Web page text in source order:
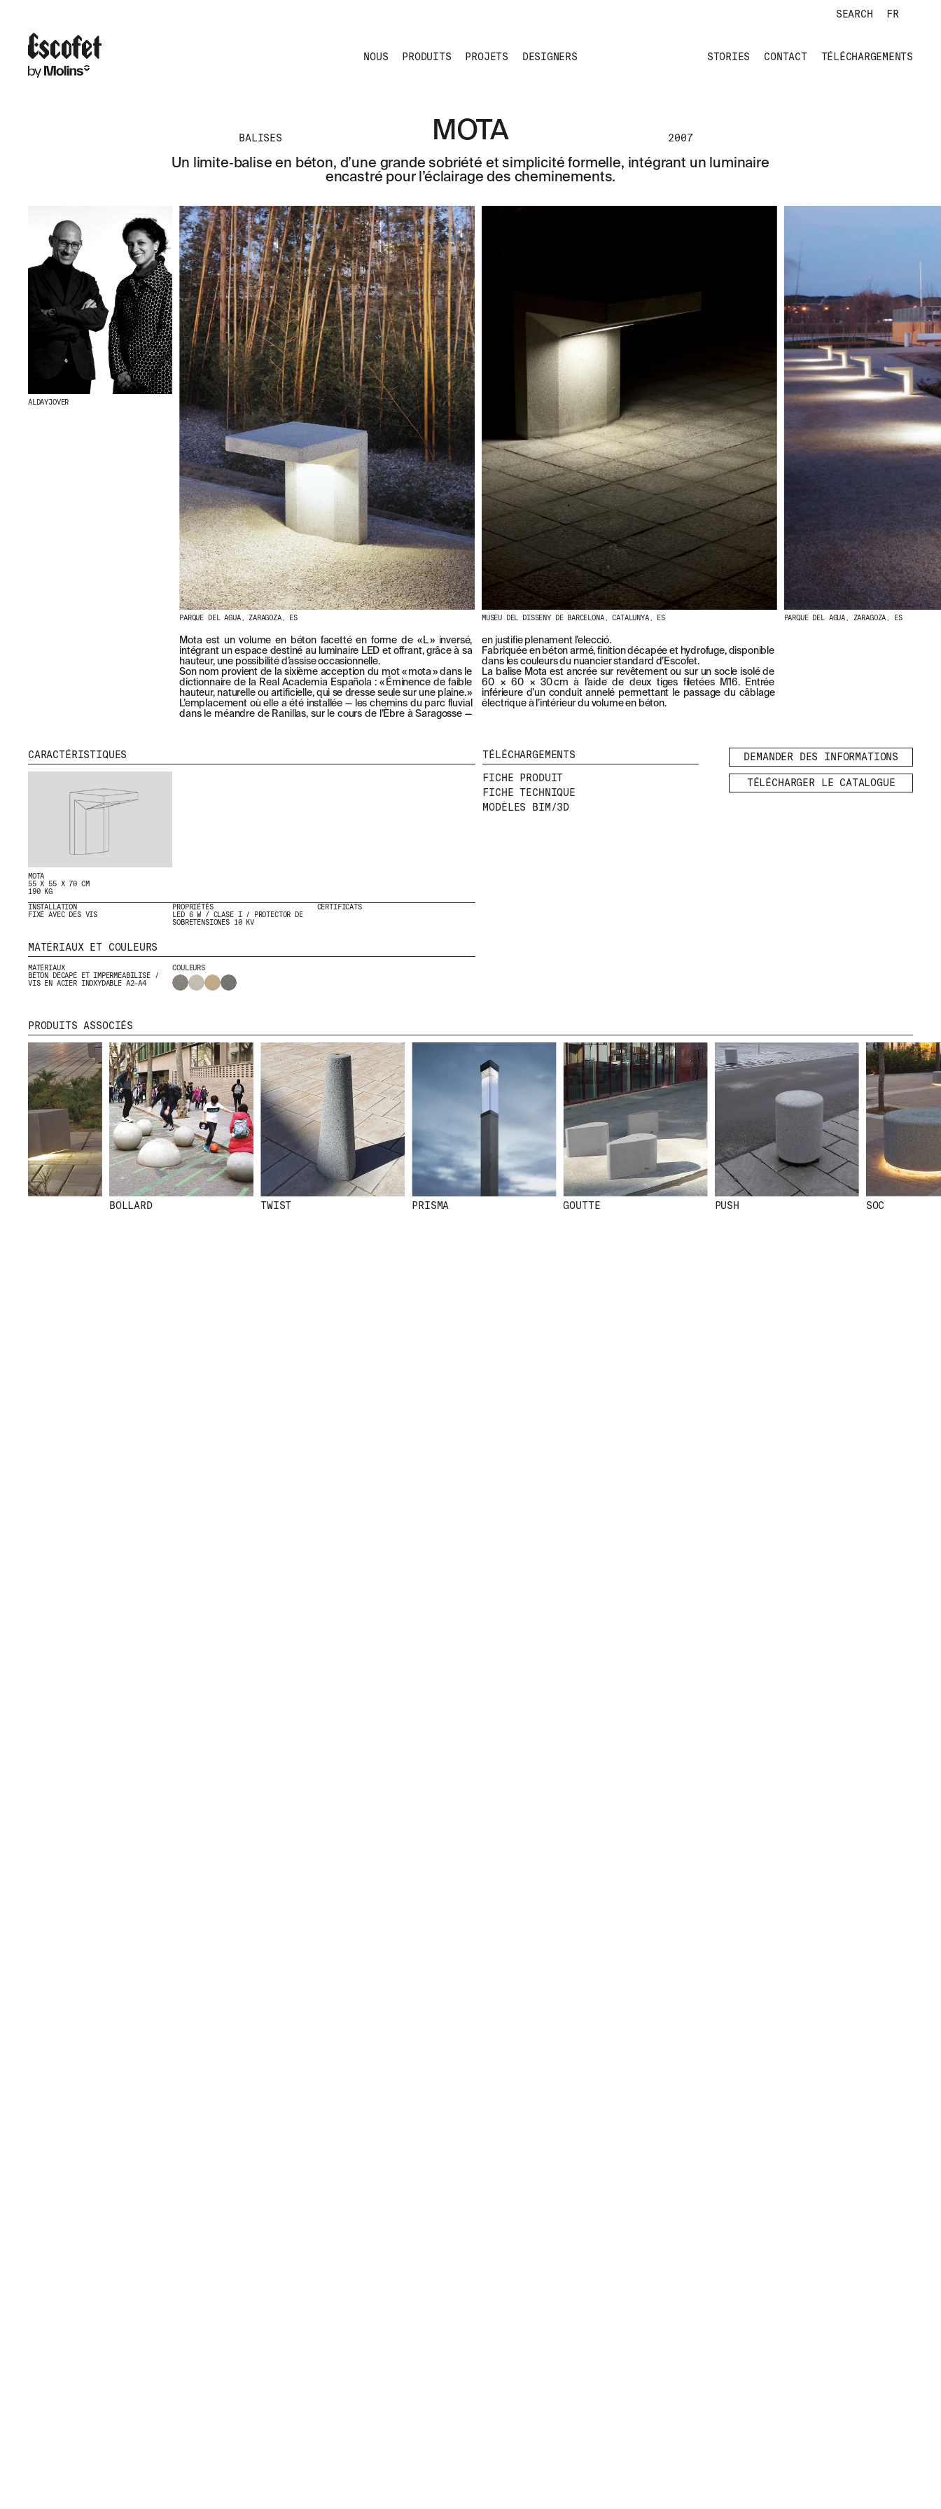
SEARCH FR
NOUS PRODUITS PROJETS DESIGNERS STORIES CONTACT TÉLÉCHARGEMENTS
BALISES MOTA 2007
Un limite‑balise en béton, d’une grande sobriété et simplicité formelle, intégrant un luminaire
encastré pour l’éclairage des cheminements.
ALDAYJOVER
PARQUE DEL AGUA, ZARAGOZA, ES MUSEU DEL DISSENY DE BARCELONA, CATALUNYA, ES PARQUE DEL AGUA, ZARAGOZA, ES
Mota est un volume en béton facetté en forme de « L » inversé,
intégrant un espace destiné au luminaire LED et offrant, grâce à sa
hauteur, une possibilité d’assise occasionnelle.
Son nom provient de la sixième acception du mot « mota » dans le
dictionnaire de la Real Academia Española : « Éminence de faible
hauteur, naturelle ou artificielle, qui se dresse seule sur une plaine. »
L’emplacement où elle a été installée — les chemins du parc fluvial
dans le méandre de Ranillas, sur le cours de l’Èbre à Saragosse —
en justifie plenament l’elecció.
Fabriquée en béton armé, finition décapée et hydrofuge, disponible
dans les couleurs du nuancier standard d’Escofet.
La balise Mota est ancrée sur revêtement ou sur un socle isolé de
60 × 60 × 30 cm à l’aide de deux tiges filetées M16. Entrée
inférieure d’un conduit annelé permettant le passage du câblage
électrique à l’intérieur du volume en béton.
CARACTÉRISTIQUES
MOTA
55 X 55 X 70 CM
190 KG
INSTALLATION
FIXÉ AVEC DES VIS
PROPRIÉTÉS
LED 6 W / CLASE I / PROTECTOR DE
SOBRETENSIONES 10 KV
CERTIFICATS
MATÉRIAUX ET COULEURS
MATÉRIAUX
BÉTON DÉCAPÉ ET IMPERMÉABILISÉ /
VIS EN ACIER INOXYDABLE A2–A4
COULEURS
TÉLÉCHARGEMENTS
FICHE PRODUIT
FICHE TECHNIQUE
MODÈLES BIM/3D
DEMANDER DES INFORMATIONS
TÉLÉCHARGER LE CATALOGUE
PRODUITS ASSOCIÉS
BOLLARD TWIST PRISMA GOUTTE PUSH SOC
MENU
NOUS
PRODUITS
PROJETS
DESIGNERS
STORIES
CONTACT
TÉLÉCHARGEMENTS
RRSS
IG
IN
FB
VIMEO
NEWSLETTER
N
E
W
S
L
E
T
LÉGAL
MENTIONS
LÉGALES
POLITIQUE DE
POLITIQUE DE
CONFIDENTIALITÉ
CANAL ÉTHIQUE
CRÉDITS